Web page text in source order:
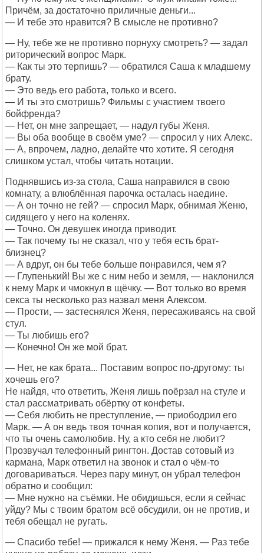
Причём, за достаточно приличные деньги...
— И тебе это нравится? В смысле не противно?
— Ну, тебе же не противно порнуху смотреть? — задал
риторический вопрос Марк.
— Как ты это терпишь? — обратился Саша к младшему
брату.
— Это ведь его работа, только и всего.
— И ты это смотришь? Фильмы с участием твоего
бойфренда?
— Нет, он мне запрещает, — надул губы Женя.
— Вы оба вообще в своём уме? — спросил у них Алекс.
— А, впрочем, ладно, делайте что хотите. Я сегодня
слишком устал, чтобы читать нотации.
Поднявшись из-за стола, Саша направился в свою
комнату, а влюблённая парочка осталась наедине.
— А он точно не гей? — спросил Марк, обнимая Женю,
сидящего у него на коленях.
— Точно. Он девушек иногда приводит.
— Так почему ты не сказал, что у тебя есть брат-
близнец?
— А вдруг, он бы тебе больше понравился, чем я?
— Глупенький! Вы же с ним небо и земля, — наклонился
к нему Марк и чмокнул в щёчку. — Вот только во время
секса ты несколько раз назвал меня Алексом.
— Прости, — застеснялся Женя, пересаживаясь на свой
стул.
— Ты любишь его?
— Конечно! Он же мой брат.
— Нет, не как брата... Поставим вопрос по-другому: ты
хочешь его?
Не найдя, что ответить, Женя лишь поёрзал на стуле и
стал рассматривать обёртку от конфеты.
— Себя любить не преступление, — приободрил его
Марк. — А он ведь твоя точная копия, вот и получается,
что ты очень самолюбив. Ну, а кто себя не любит?
Прозвучал телефонный рингтон. Достав сотовый из
кармана, Марк ответил на звонок и стал о чём-то
договариваться. Через пару минут, он убрал телефон
обратно и сообщил:
— Мне нужно на съёмки. Не обидишься, если я сейчас
уйду? Мы с твоим братом всё обсудили, он не против, и
тебя обещал не ругать.
— Спасибо тебе! — прижался к нему Женя. — Раз тебе